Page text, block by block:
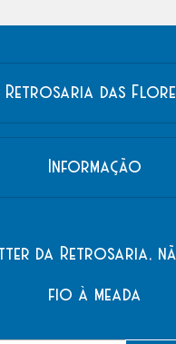
Retrosaria das
Informação
da Retrosaria,
fio à meada